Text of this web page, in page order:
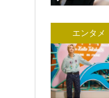
エンタメ